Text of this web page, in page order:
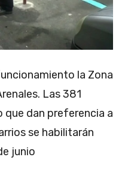
la Zona
Las 381
dan preferencia a
se habilitarán
junio